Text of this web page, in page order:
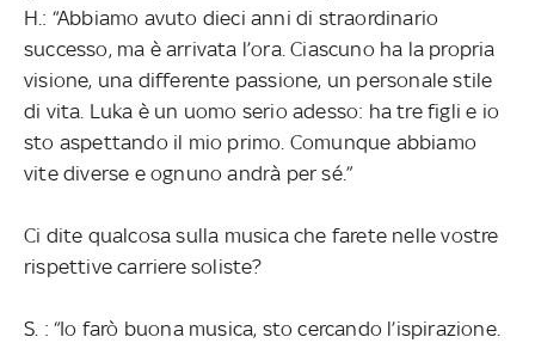
H.: “Abbiamo avuto dieci anni di straordinario
successo, ma è arrivata l’ora. Ciascuno ha la propria
visione, una differente passione, un personale stile
di vita. Luka è un uomo serio adesso: ha tre figli e io
sto aspettando il mio primo. Comunque abbiamo
vite diverse e ognuno andrà per sé.”
Ci dite qualcosa sulla musica che farete nelle vostre
rispettive carriere soliste?
S. : “Io farò buona musica, sto cercando l’ispirazione.